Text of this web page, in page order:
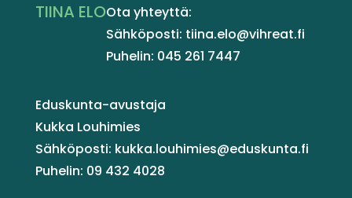
TIINA ELOOta yhteyttä:
Sähköposti: tiina.elo@vihreat.fi
Puhelin: 045 261 7447
Eduskunta-avustaja
Kukka Louhimies
Sähköposti: kukka.louhimies@eduskunta.fi
Puhelin: 09 432 4028